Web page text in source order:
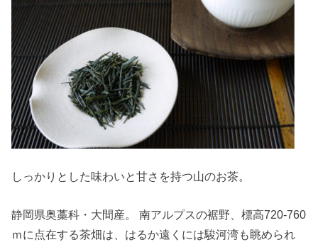
しっかりとした味わいと甘さを持つ山のお茶。
静岡県奥藁科・大間産。 南アルプスの裾野、標高720-760
ｍに点在する茶畑は、はるか遠くには駿河湾も眺められ